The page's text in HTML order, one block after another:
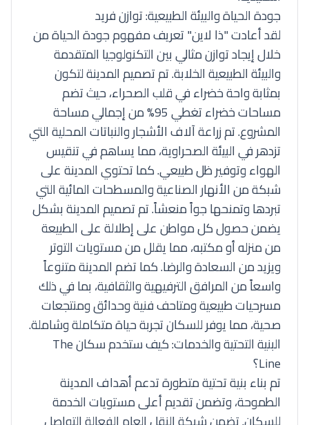
جودة الحياة والبيئة الطبيعية: توازن فريد
لقد أعادت "ذا لاين" تعريف مفهوم جودة الحياة من
خلال إيجاد توازن مثالي بين التكنولوجيا المتقدمة
والبيئة الطبيعية الخلابة. تم تصميم المدينة لتكون
بمثابة واحة خضراء في قلب الصحراء، حيث تضم
مساحات خضراء تغطي 95% من إجمالي مساحة
المشروع. تم زراعة آلاف الأشجار والنباتات المحلية التي
تزدهر في البيئة الصحراوية، مما يساهم في تنقيس
الهواء وتوفير ظل طبيعي. كما تحتوي المدينة على
شبكة من الأنهار الصناعية والمسطحات المائية التي
تبردها وتمنحها جواً منعشاً. تم تصميم المدينة بشكل
يضمن حصول كل مواطن على إطلالة على الطبيعة
من منزله أو مكتبه، مما يقلل من مستويات التوتر
ويزيد من السعادة والرضا. كما تضم المدينة متنوعاً
واسعاً من المرافق الترفيهية والثقافية، بما في ذلك
مسرحيات طبيعية ومتاحف فنية وحدائق ومنتجعات
صحية، مما يوفر للسكان تجربة حياة متكاملة وشاملة.
البنية التحتية والخدمات: كيف ستخدم سكان The
Line؟
تم بناء بنية تحتية متطورة تدعم أهداف المدينة
الطموحة، وتضمن تقديم أعلى مستويات الخدمة